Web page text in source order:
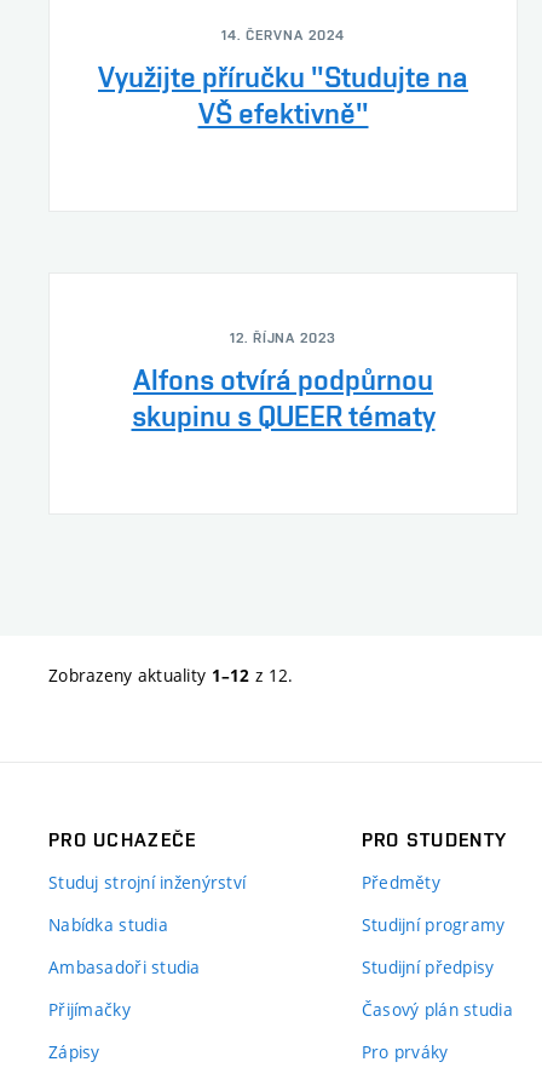
14. ČERVNA 2024
Využijte příručku "Studujte na
VŠ efektivně"
12. ŘÍJNA 2023
Alfons otvírá podpůrnou
skupinu s QUEER tématy
Zobrazeny aktuality 1–12 z 12.
PRO UCHAZEČE
Studuj strojní inženýrství
Nabídka studia
Ambasadoři studia
Přijímačky
Zápisy
PRO STUDENTY
Předměty
Studijní programy
Studijní předpisy
Časový plán studia
Pro prváky